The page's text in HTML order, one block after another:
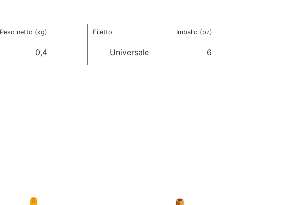
Peso netto (kg) Filetto Imballo (pz)
0,4 Universale 6